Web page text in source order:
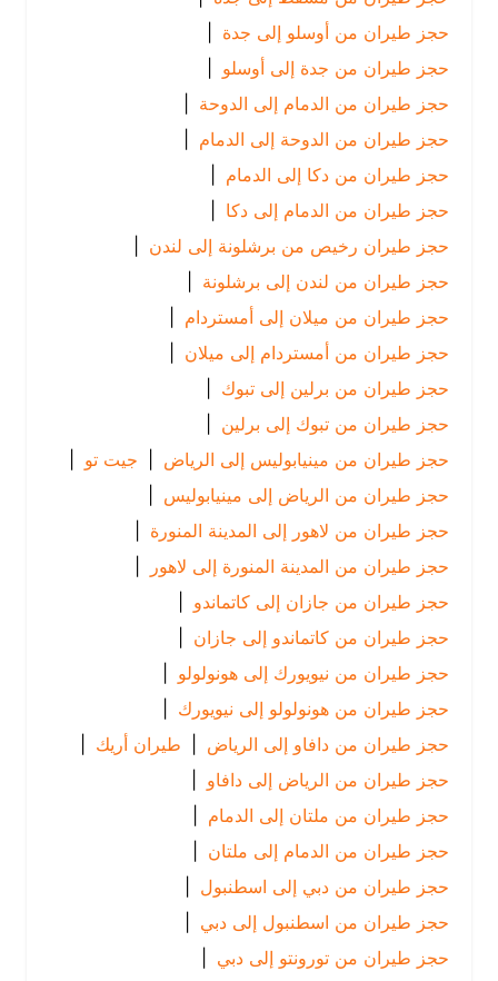
حجز طيران من أوسلو إلى جدة
حجز طيران من جدة إلى أوسلو
|
حجز طيران من الدمام إلى الدوحة |
حجز طيران من الدوحة إلى الدمام
|
حجز طيران من دكا إلى الدمام
|
حجز طيران من الدمام إلى دكا |
حجز طيران رخيص من برشلونة إلى لندن
|
حجز طيران من لندن إلى برشلونة
|
حجز طيران من ميلان إلى أمستردام |
حجز طيران من أمستردام إلى ميلان |
حجز طيران من برلين إلى تبوك
|
حجز طيران من تبوك إلى برلين |
حجز طيران من مينيابوليس إلى الرياض
| جيت تو |
حجز طيران من الرياض إلى مينيابوليس |
حجز طيران من لاهور إلى المدينة المنورة |
حجز طيران من المدينة المنورة إلى لاهور |
حجز طيران من جازان إلى كاتماندو |
حجز طيران من كاتماندو إلى جازان
|
حجز طيران من نيويورك إلى هونولولو |
حجز طيران من هونولولو إلى نيويورك |
حجز طيران من دافاو إلى الرياض
| طيران أريك
|
حجز طيران من الرياض إلى دافاو
|
حجز طيران من ملتان إلى الدمام
|
حجز طيران من الدمام إلى ملتان |
حجز طيران من دبي إلى اسطنبول |
حجز طيران من اسطنبول إلى دبي |
حجز طيران من تورونتو إلى دبي |